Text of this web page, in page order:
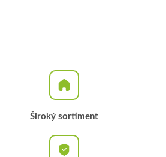
Široký sortiment